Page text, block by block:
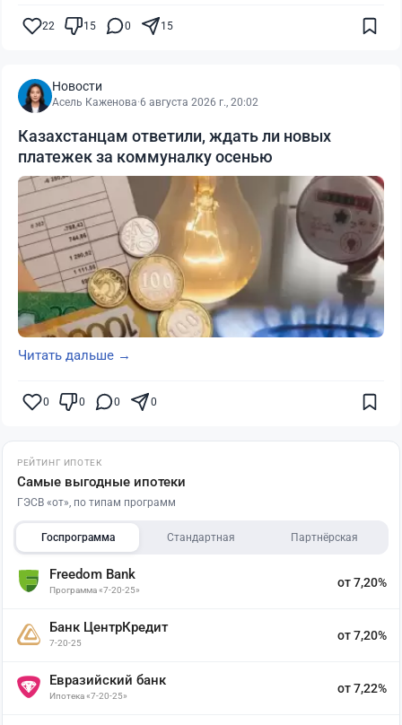
22 15 0 15
Новости
Асель Каженова·6 августа 2026 г., 20:02
Казахстанцам ответили, ждать ли новых
платежек за коммуналку осенью
Читать дальше →
0 0 0 0
РЕЙТИНГ ИПОТЕК
Самые выгодные ипотеки
ГЭСВ «от», по типам программ
Госпрограмма Стандартная Партнёрская
Freedom Bank
Программа «7-20-25»
от 7,20%
Банк ЦентрКредит
7-20-25
от 7,20%
Евразийский банк
Ипотека «7-20-25»
от 7,22%